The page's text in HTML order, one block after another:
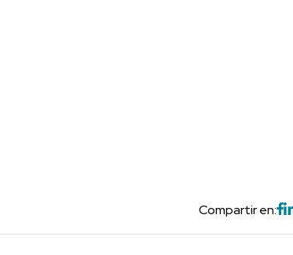
Compartir en: